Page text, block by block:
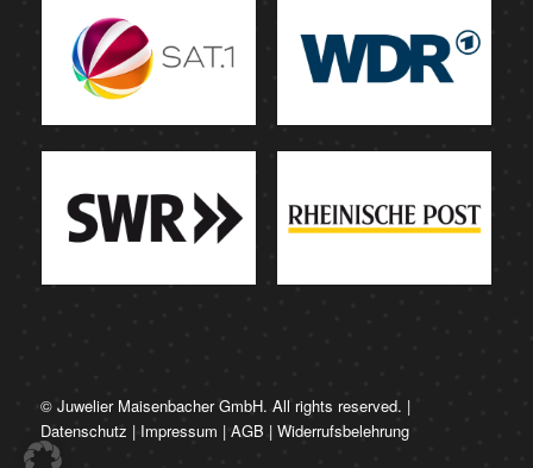
© Juwelier Maisenbacher GmbH. All rights reserved. |
Datenschutz | Impressum | AGB | Widerrufsbelehrung